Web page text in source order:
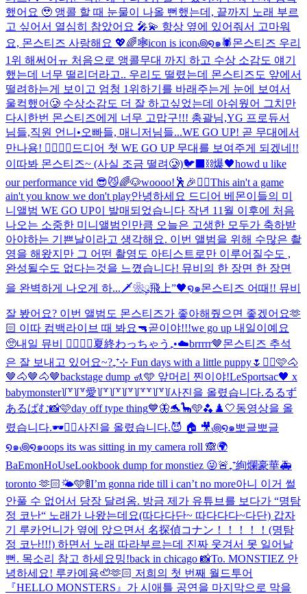
했어요 🥹 앵콜 할 때 눈물이 나올 뻔했는데, 끝까지 노래 부르
고 싶어서 열심히 참았어요 🎤💫 항상 옆에 있어줘서 고마워
요, 몬스티즈 사랑해요 💖🌈🕸️icon is icon꩜໑๑🕷️몬스티즈 우리
1위 해써어ㅠ 처음으로 앵콜무대 까지 하고 수상 소감도 얘기
했는데 너무 떨리더라고.. 우리도 떨렸는데 몬스티즈도 앞에서
떨려하는게 보이고 엄청 1위하기를 바래주는게 눈에 보여서
울컥했어🥲 수상소감도 더 잘 하고싶었는데 아쉬웠어 그치만
다시한번 몬스티즈에게 너무 고맙구!!! 총괄님,YG 프로듀서
님들,직원 언니•오빠들, 매니저님들...WE GO UP! 곧 무대에서
만나용! ❤️‍🔥❤️‍🔥 드디어 첫 WE GO UP 무대를 보여주게 되겠네!!
이따봐 몬스티즈~ (사실 조금 떨려🥲)🐦‍⬛⛓️爆🖤howd u like
our performance vid 😎😼🌈🐶woooo!🕺🎉❤️‍🔥This ain't a game
ain't you know we don't play안녕하세요 드디어 베몬이들의 미
니앨범 WE GO UP이 발매되었습니다 작년 11월 이후에 처음
나오는 소중한 미니앨범인만큼 오늘은 고생한 모두가 축하받
아야하는 기쁜날이라고 생각해요. 이번 앨범을 위해 수많은 촬
영을 해왔지만 그 어떤 촬영도 아티스트로만 이루어질수도 ,
완성될수도 없다는것을 느꼈습니다! 뮤비의 한 장면 한 장면
을 완벽하게 나오게 하... 🗡️❀ུ۪飛上”🖤໑๑몬스티즈 어때!! 뮤비
잘 봤어요? 이번 앨범도 몬스티즈가 좋아해줬으면 좋겠어요🫶
🏻 이따 컴백라이브 때 봐요🔫곧이야!!!we go up 내일이예요
🥺내일 뮤비 ❤️‍🔥❤️‍🔥夏終わっちゃう₊•☁️brrrrr🤎몬스티즈 추석
은 잘 보내고 있어요~?₊⁺⊹ Fun days with a little puppy🌷 ✌🏻🩷🐴
🤎🐴🤎🐴🤎backstage dump 🚮🩵 앞머리 찐이야!LeSportsac🖤 x
babymonster꒦꒷꒦꒷愛꒦꒷꒦꒷꒦꒷꒦꒷꒷꒦꒷꒦사진을 올렸습니다.るるず
あるばむ📸🩷day off type thing💙🦋🐬🦕🩵🫐 ♟️🤍동영상을 올
렸습니다.🕶️✌🏻사진을 올렸습니다.😈 🏠 🎥꩜໑๑뽀글뽀글
໑๑꩜໑๑oops its was sitting in my camera roll 🙈🌍
BaEmonHoUseLookbook dump for monstiez 😜🚨₊⁺絢爛豪華🚑
toronto 🫶🏻🌤️🩵🚦I’m gonna ride till i can’t no more아니 이거 썰
안풀 수 없어서 당장 달려옴. 방금 제가 유튜브를 보다가 “명탐
정 코난“ 노래가 나왔는데요(따다다단~ 따다다다~다단) 갑자
기 루카언니가 옆에 앉으면서 名探偵コナン！！！！！(명탐
정 코난!!!) 하면서 노래 따라부르는데 진짜 웃겨서 못 일어날
뻔. 목소리 참고 하세요밍!back in chicago 📸To. MONSTIEZ 안
녕하세요! 루카예용🦥🫶🏻 저희의 첫 번째 월드투어
『HELLO MONSTERS』가 시애틀 공연을 마지막으로 막을